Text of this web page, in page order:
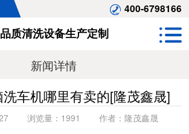
400-6798166
质清洗设备生产定制
新闻详情
车机哪里有卖的[隆茂鑫晟]
浏览量： 1991 作者： 隆茂鑫晟